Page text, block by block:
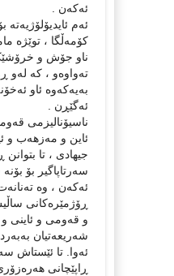
ئەکەن .
ئەم ئایدیۆلۆژیەتە
کۆمەڵگا ، توێژە
ناو جۆش و
تەواوەو ، کە لەو
بەیەکەوە ئاو
ئەگێڕن .
ناسیۆنالیزمی
ئاین و مەزهەب و
جیهادی ، تا
سەرتاپاگیر بۆ
ئەکەن ، وە
ڕۆژمێرەکانی
و قەومی و ئاینی
شەریعەتیان
ئەوا. تا ئێستاش
ڕاپێچانی